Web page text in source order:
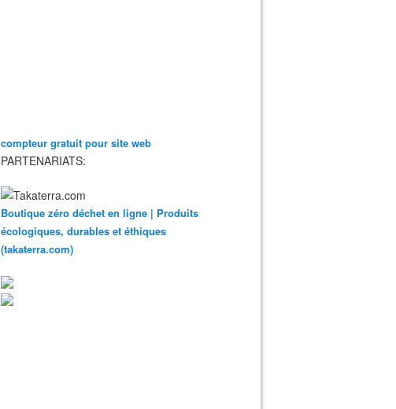
compteur gratuit pour site web
PARTENARIATS:
Boutique zéro déchet en ligne | Produits
écologiques, durables et éthiques
(takaterra.com)